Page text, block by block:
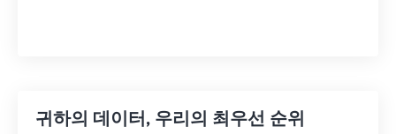
귀하의 데이터, 우리의 최우선 순위